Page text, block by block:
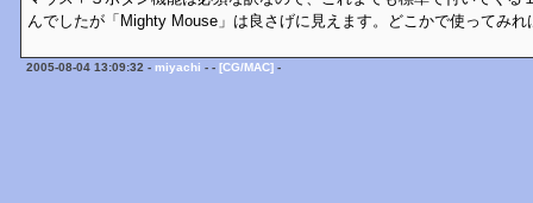
んでしたが「Mighty Mouse」は良さげに見えます。どこかで使ってみ
2005-08-04 13:09:32 - miyachi - - [CG/MAC] -